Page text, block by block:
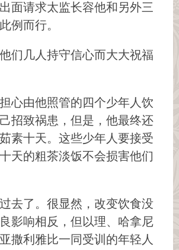
面请求太监长容他和另外三
例而行。
们几人持守信心而大大祝福
心由他照管的四个少年人饮
招致祸患，但是，他最终还
素十天。这些少年人要接受
天的粗茶淡饭不会损害他们
去了。很显然，改变饮食没
影响相反，但以理、哈拿尼
撒利雅比一同受训的年轻人